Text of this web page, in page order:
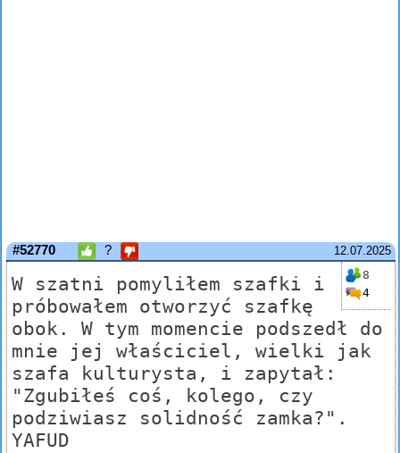
12.07.2025
#52770 ?
8
4
W szatni pomyliłem szafki i
próbowałem otworzyć szafkę
obok. W tym momencie podszedł do
mnie jej właściciel, wielki jak
szafa kulturysta, i zapytał:
"Zgubiłeś coś, kolego, czy
podziwiasz solidność zamka?".
YAFUD